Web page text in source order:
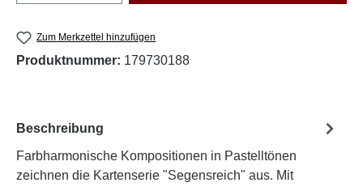
Zum Merkzettel hinzufügen
Produktnummer: 179730188
Beschreibung
Farbharmonische Kompositionen in Pastelltönen
zeichnen die Kartenserie "Segensreich" aus. Mit